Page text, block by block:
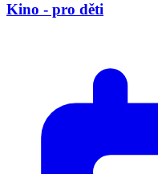
Kino - pro děti